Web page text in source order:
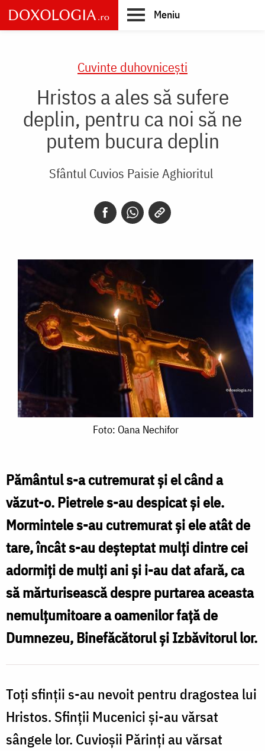
Skip
to
main
Meniu
Cuvinte duhovnicești
Hristos a ales să sufere
deplin, pentru ca noi să ne
putem bucura deplin
Sfântul Cuvios Paisie Aghioritul
Nechifor
Foto: Oana Nechifor
Pământul s-a cutremurat și el când a
văzut-o. Pietrele s-au despicat și ele.
Mormintele s-au cutre­murat și ele atât de
tare, încât s-au deșteptat mulți dintre cei
adormiți de mulți ani și i-au dat afară, ca
să mărturisească despre purtarea aceasta
nemulțumitoare a oamenilor față de
Dumnezeu, Binefăcătorul și Izbăvitorul lor.
Toți sfinții s-au nevoit pentru dragostea lui
Hristos. Sfinții Mucenici și-au vărsat
sângele lor. Cuvioșii Părinți au vărsat